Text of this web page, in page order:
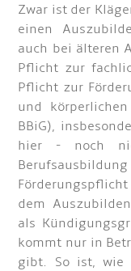
Zwar ist der
einen
auch bei älteren
Pflicht zur
Pflicht zur
und
BBiG),
hier - noch
dem
als
kommt nur in
gibt. So ist, wie